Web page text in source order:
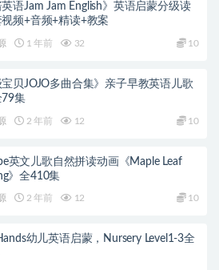
英语Jam Jam English》英语启蒙分级读
频+音频+精读+教案
1 年前 32 10
宝贝JOJO多曲合集》亲子早教英语儿歌
79集
2 年前 12 10
英文儿歌自然拼读动画《Maple Leaf
》全410集
2 年前 12 10
幼儿英语启蒙，Nursery Level1-3全